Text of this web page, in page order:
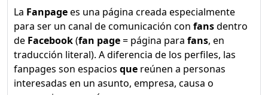
La Fanpagees una página creada especialmente
para ser un canal de comunicación con fansdentro
de Facebook(fan page= página para fans, en
traducción literal). A diferencia de los perfiles, las
fanpages son espacios que reúnen a personas
interesadas en un asunto, empresa, causa o